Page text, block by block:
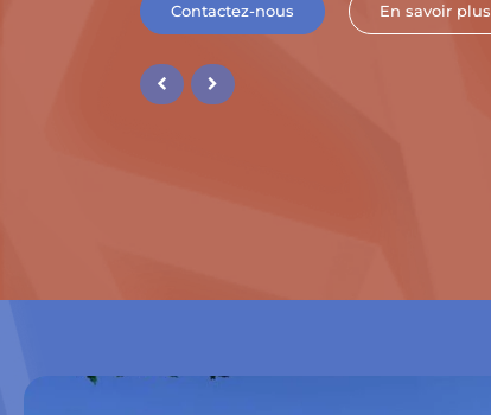
Contactez-nous En savoir plus